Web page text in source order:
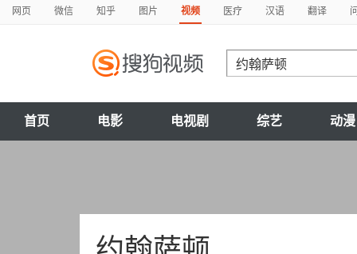
网页 微信 知乎 图片 视频 医疗 汉语 翻译
首页 电影 电视剧 综艺 动漫